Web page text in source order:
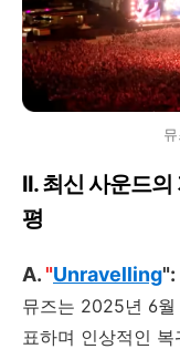
II.최신 사운드의
평
A."Unravelling":
뮤즈는 2025년 6월
표하며 인상적인